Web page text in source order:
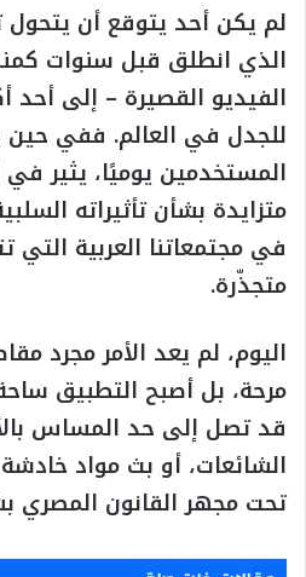
لم يكن أحد يتوقع أن
الذي انطلق قبل سنوات
الفيديو القصيرة – إلى أحد
للجدل في العالم. ففي حين
المستخدمين يوميًا، يثير
متزايدة بشأن تأثيراته
في مجتمعاتنا العربية
متجذّرة.
اليوم، لم يعد الأمر مجرد
مرحة، بل أصبح التطبيق
قد تصل إلى حد المساس
الشائعات، أو بث مواد
تحت مجهر القانون المصري